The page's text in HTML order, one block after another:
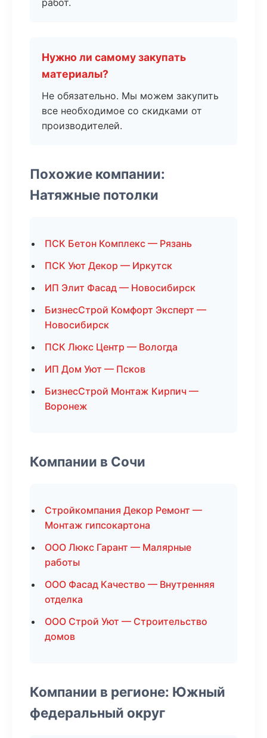
работ.
Нужно ли самому закупать
материалы?
Не обязательно. Мы можем закупить
все необходимое со скидками от
производителей.
Похожие компании:
Натяжные потолки
ПСК Бетон Комплекс — Рязань
ПСК Уют Декор — Иркутск
ИП Элит Фасад — Новосибирск
БизнесСтрой Комфорт Эксперт —
Новосибирск
ПСК Люкс Центр — Вологда
ИП Дом Уют — Псков
БизнесСтрой Монтаж Кирпич —
Воронеж
Компании в Сочи
Стройкомпания Декор Ремонт —
Монтаж гипсокартона
ООО Люкс Гарант — Малярные
работы
ООО Фасад Качество — Внутренняя
отделка
ООО Строй Уют — Строительство
домов
Компании в регионе: Южный
федеральный округ